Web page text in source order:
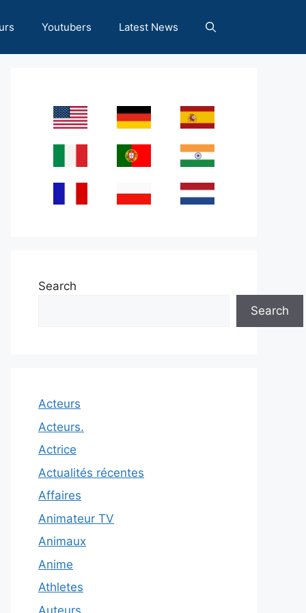
Youtubers Latest News
Search
Search
Acteurs
Acteurs.
Actrice
Actualités récentes
Affaires
Animateur TV
Animaux
Anime
Athletes
Auteurs